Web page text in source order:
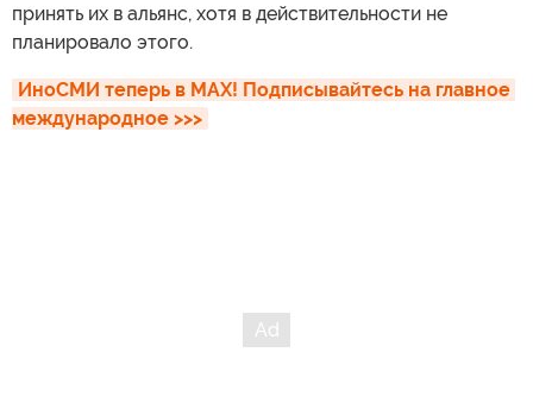
принять их в альянс, хотя в действительности не
планировало этого.
ИноСМИ теперь в MAX! Подписывайтесь на главное
международное >>>